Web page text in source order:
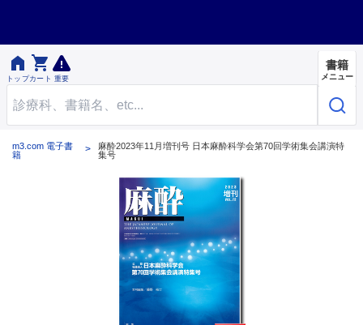

トップ

カート 重要
書籍
メニュー
m3.com 電子書
籍
麻酔2023年11月増刊号 日本麻酔科学会第70回学術集会講演特
集号